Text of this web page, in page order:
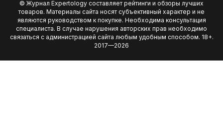
© Журнал Expertology составляет рейтинги и обзоры лучших
товаров. Материалы сайта носят субъективный характер и не
являются руководством к покупке. Необходима консультация
специалиста. В случае нарушения авторских прав необходимо
связаться с администрацией сайта любым удобным способом. 18+.
2017—2026